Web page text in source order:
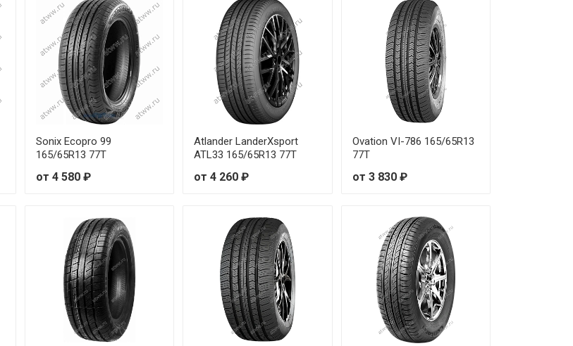
Sonix Ecopro 99
165/65R13 77T
от 4 580 ₽
Atlander LanderXsport
ATL33 165/65R13 77T
от 4 260 ₽
Ovation VI-786 165/65R13
77T
от 3 830 ₽